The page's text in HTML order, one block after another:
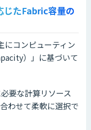
じたFabric容量の
コンピューティン
）」に基づいて
要な計算リソース
わせて柔軟に選択で